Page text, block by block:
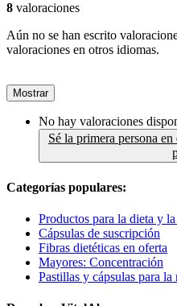
8 valoraciones
Aún no se han escrito
valoraciones en otros idiomas.
Mostrar
No hay valoraciones
Sé la primera persona
Categorías populares:
Productos para la dieta y
Cápsulas de suscripción
Fibras dietéticas en oferta
Mayores: Concentración
Pastillas y cápsulas para